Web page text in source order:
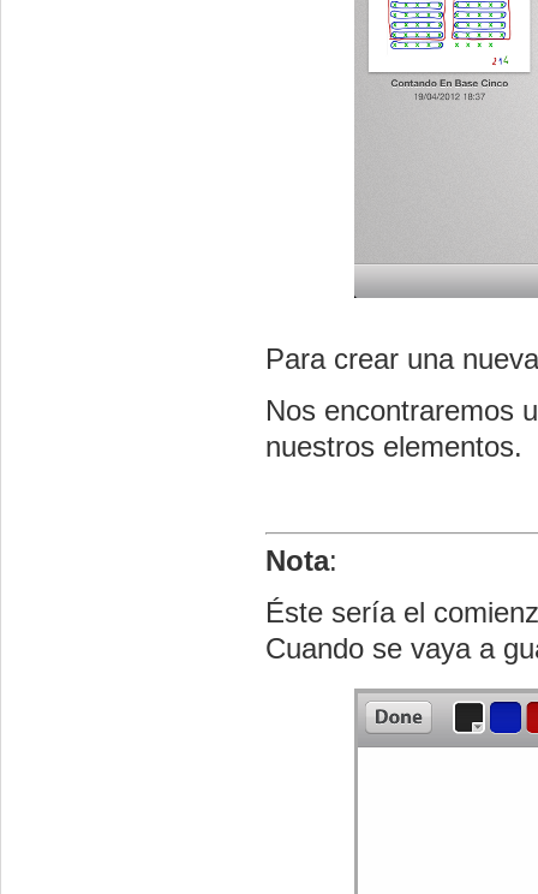
Para crear una
Nos encontraremos
nuestros elementos.
Nota:
Éste sería el
Cuando se vaya a